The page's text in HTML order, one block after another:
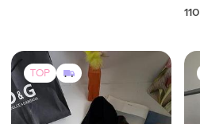
110
TOP